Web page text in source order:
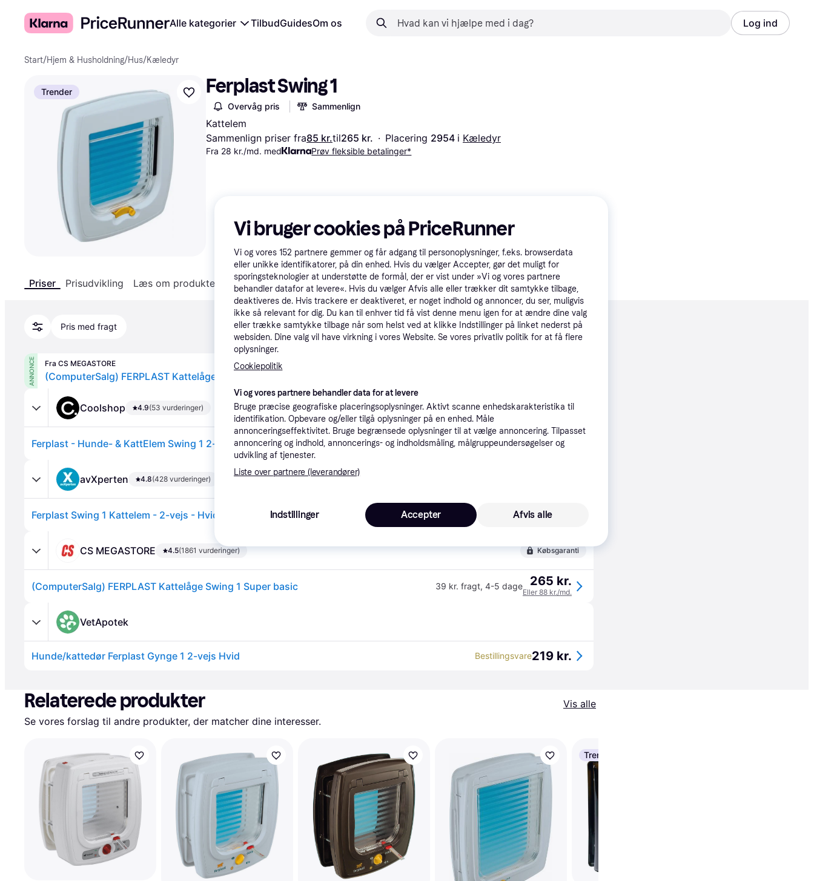
Alle kategorier TilbudGuidesOm os Log ind
Start/Hjem & Husholdning/Hus/Kæledyr
Trender Ferplast Swing 1
Overvåg pris Sammenlign
Kattelem
Sammenlign priser fra85 kr.til265 kr. · Placering 2954 i Kæledyr
Fra 28 kr./md. med Prøv fleksible betalinger*
Priser Prisudvikling Læs om produktet Specifikationer
Pris med fragt Promoveret
ANNONCE Fra CS MEGASTORE
(ComputerSalg) FERPLAST Kattelåge Swing 1 Super basic
Coolshop 4.9(53 vurderinger) Købsgaranti
Ferplast - Hunde- & KattElem Swing 1 2-vejs - Hvid - Small - Klar til levering - White Laveste pris·39 kr. fragt,1 dag 85 kr.
Eller 28 kr./md.
avXperten 4.8(428 vurderinger)
Ferplast Swing 1 Kattelem - 2-vejs - Hvid 49 kr. fragt 2-4 dage 102 kr.
Eller 34 kr./md.
CS MEGASTORE 4.5(1861 vurderinger) Købsgaranti
(ComputerSalg) FERPLAST Kattelåge Swing 1 Super basic 39 kr. fragt, 4-5 dage 265 kr.
Eller 88 kr./md.
VetApotek
Hunde/kattedør Ferplast Gynge 1 2-vejs Hvid Bestillingsvare219 kr.
Relaterede produkter
Vis alle
Se vores forslag til andre produkter, der matcher dine interesser.
Trender
Vi bruger cookies på PriceRunner
Vi og vores 152 partnere gemmer og får adgang til personoplysninger, f.eks. browserdata
eller unikke identifikatorer, på din enhed. Hvis du vælger Accepter, gør det muligt for
sporingsteknologier at understøtte de formål, der er vist under »Vi og vores partnere
behandler datafor at levere«. Hvis du vælger Afvis alle eller trækker dit samtykke tilbage,
deaktiveres de. Hvis trackere er deaktiveret, er noget indhold og annoncer, du ser, muligvis
ikke så relevant for dig. Du kan til enhver tid få vist denne menu igen for at ændre dine valg
eller trække samtykke tilbage når som helst ved at klikke Indstillinger på linket nederst på
websiden. Dine valg vil have virkning i vores Website. Se vores privatliv politik for at få flere
oplysninger.
Cookiepolitik
Vi og vores partnere behandler data for at levere
Bruge præcise geografiske placeringsoplysninger. Aktivt scanne enhedskarakteristika til
identifikation. Opbevare og/eller tilgå oplysninger på en enhed. Måle
annonceringseffektivitet. Bruge begrænsede oplysninger til at vælge annoncering. Tilpasset
annoncering og indhold, annoncerings- og indholdsmåling, målgruppeundersøgelser og
udvikling af tjenester.
Liste over partnere (leverandører)
Indstillinger Afvis alle
Accepter